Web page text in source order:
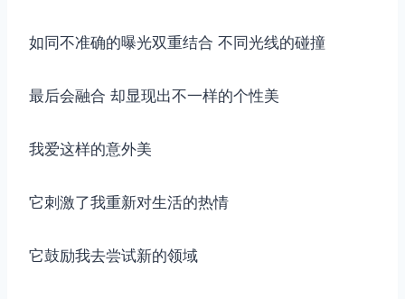
如同不准确的曝光双重结合 不同光线的碰撞
最后会融合 却显现出不一样的个性美
我爱这样的意外美
它刺激了我重新对生活的热情
它鼓励我去尝试新的领域